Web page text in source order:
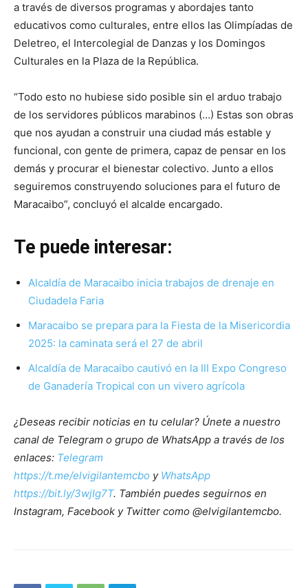
a través de diversos programas y abordajes tanto
educativos como culturales, entre ellos las Olimpíadas de
Deletreo, el Intercolegial de Danzas y los Domingos
Culturales en la Plaza de la República.
“Todo esto no hubiese sido posible sin el arduo trabajo
de los servidores públicos marabinos (…) Estas son obras
que nos ayudan a construir una ciudad más estable y
funcional, con gente de primera, capaz de pensar en los
demás y procurar el bienestar colectivo. Junto a ellos
seguiremos construyendo soluciones para el futuro de
Maracaibo”, concluyó el alcalde encargado.
Te puede interesar:
Alcaldía de Maracaibo inicia trabajos de drenaje en
Ciudadela Faria
Maracaibo se prepara para la Fiesta de la Misericordia
2025: la caminata será el 27 de abril
Alcaldía de Maracaibo cautivó en la III Expo Congreso
de Ganadería Tropical con un vivero agrícola
¿Deseas recibir noticias en tu celular? Únete a nuestro
canal de Telegram o grupo de WhatsApp a través de los
enlaces: Telegram
https://t.me/elvigilantemcbo y WhatsApp
https://bit.ly/3wjIg7T. También puedes seguirnos en
Instagram, Facebook y Twitter como @elvigilantemcbo.